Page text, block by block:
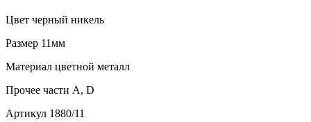
Цвет черный никель
Размер 11мм
Материал цветной металл
Прочее части А, D
Артикул 1880/11